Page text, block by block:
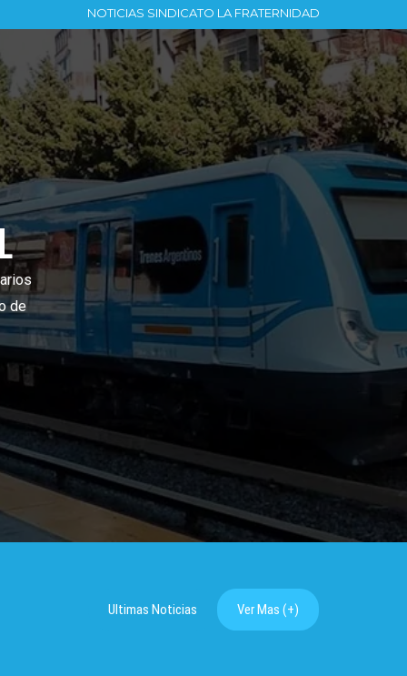
EDICIÓN Nº1
NOTICIAS SINDICATO LA FRATERNIDAD
Ultimas Noticias Ver Mas (+)